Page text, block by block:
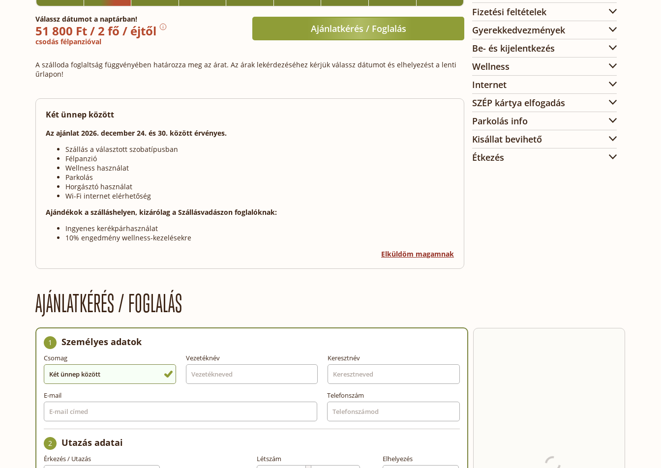
Válassz dátumot a naptárban!
51 800 Ft / 2 fő / éjtől
csodás félpanzióval
Ajánlatkérés / Foglalás
A szálloda foglaltság függvényében határozza meg az árat. Az árak lekérdezéséhez kérjük válassz dátumot és elhelyezést a lenti
űrlapon!
Két ünnep között
Az ajánlat 2026. december 24. és 30. között érvényes.
Szállás a választott szobatípusban
Félpanzió
Wellness használat
Parkolás
Horgásztó használat
Wi-Fi internet elérhetőség
Ajándékok a szálláshelyen, kizárólag a Szállásvadászon foglalóknak:
Ingyenes kerékpárhasználat
10% engedmény wellness-kezelésekre
Elküldöm magamnak
Fizetési feltételek
Gyerekkedvezmények
Be- és kijelentkezés
Wellness
Internet
SZÉP kártya elfogadás
Parkolás info
Kisállat bevihető
Étkezés
AJÁNLATKÉRÉS / FOGLALÁS
1 Személyes adatok
Csomag
Két ünnep között
Vezetéknév Keresztnév
E-mail Telefonszám
2 Utazás adatai
Érkezés / Utazás Létszám Elhelyezés